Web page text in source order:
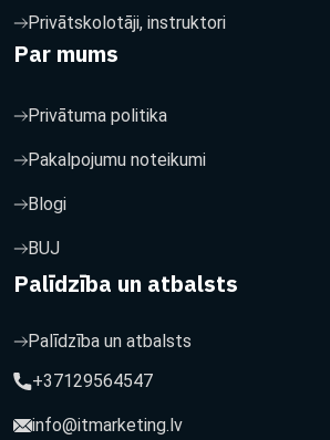
Privātskolotāji, instruktori
Par mums
Privātuma politika
Pakalpojumu noteikumi
Blogi
BUJ
Palīdzība un atbalsts
Palīdzība un atbalsts
+37129564547
info@itmarketing.lv